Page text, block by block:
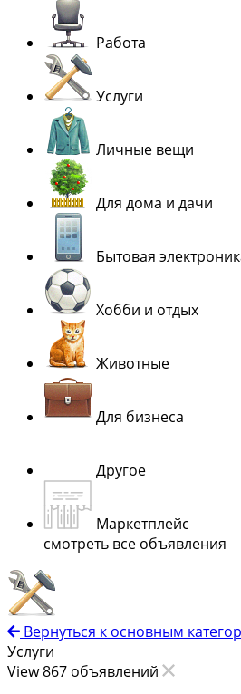
Работа
Услуги
Личные вещи
Для дома и дачи
Бытовая
Хобби и отдых
Животные
Для бизнеса
Другое
Маркетплейс
смотреть все объявления
Вернуться к основным
Услуги
View 867 объявлений